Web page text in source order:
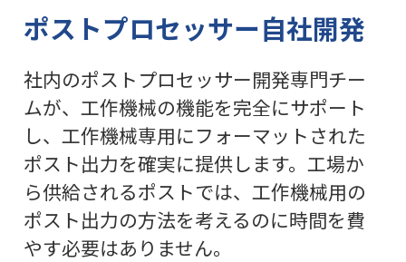
ポストプロセッサー自社開発
社内のポストプロセッサー開発専門チー
ムが、工作機械の機能を完全にサポート
し、工作機械専用にフォーマットされた
ポスト出力を確実に提供します。工場か
ら供給されるポストでは、工作機械用の
ポスト出力の方法を考えるのに時間を費
やす必要はありません。